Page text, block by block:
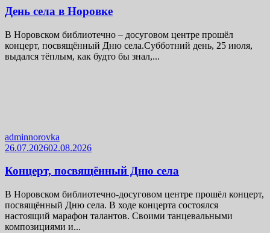
День села в Норовке
В Норовском библиотечно – досуговом центре прошёл
концерт, посвящённый Дню села.Субботний день, 25 июля,
выдался тёплым, как будто бы знал,...
adminnorovka
26.07.202602.08.2026
Концерт, посвящённый Дню села
В Норовском библиотечно-досуговом центре прошёл концерт,
посвящённый Дню села. В ходе концерта состоялся
настоящий марафон талантов. Своими танцевальными
композициями и...